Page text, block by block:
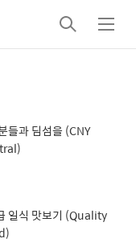
검
색
메
뉴
들과 딤섬을 (CNY
일식 맛보기 (Quality